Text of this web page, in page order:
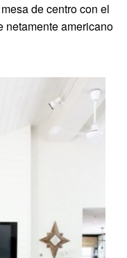
de centro con el
netamente americano